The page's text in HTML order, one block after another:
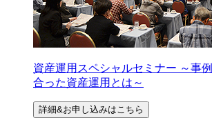
資産運用スペシャルセミナー ～事
合った資産運用とは～
詳細&お申し込みはこちら